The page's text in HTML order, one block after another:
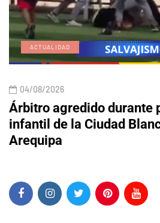
ACTUALIDAD
04/08/2026
Árbitro agredido durante
infantil de la Ciudad
Arequipa